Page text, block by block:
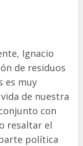
Ignacio
de residuos
es muy
de nuestra
con
resaltar el
política